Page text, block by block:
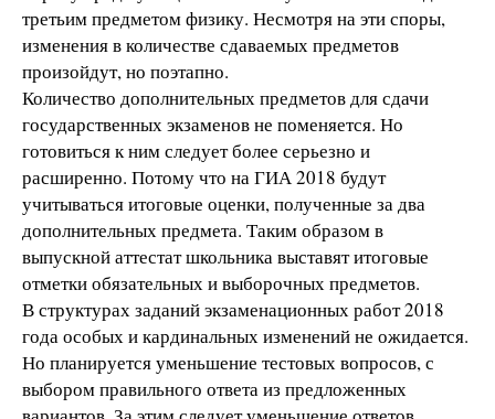
третьим предметом физику. Несмотря на эти споры,
изменения в количестве сдаваемых предметов
произойдут, но поэтапно.
Количество дополнительных предметов для сдачи
государственных экзаменов не поменяется. Но
готовиться к ним следует более серьезно и
расширенно. Потому что на ГИА 2018 будут
учитываться итоговые оценки, полученные за два
дополнительных предмета. Таким образом в
выпускной аттестат школьника выставят итоговые
отметки обязательных и выборочных предметов.
В структурах заданий экзаменационных работ 2018
года особых и кардинальных изменений не ожидается.
Но планируется уменьшение тестовых вопросов, с
выбором правильного ответа из предложенных